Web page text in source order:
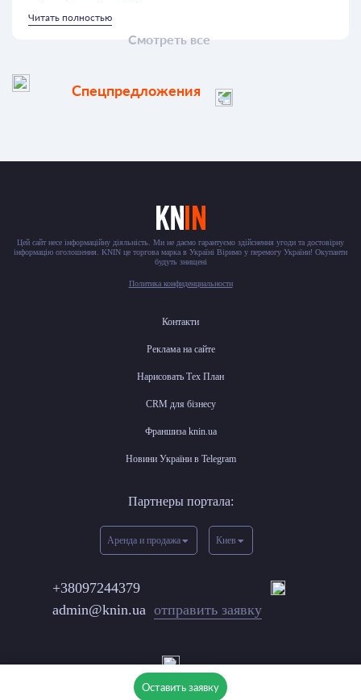
Оставить заявку
Смотреть все
Читать полностью
Спецпредложения
Цей сайт несе інформаційну діяльність. Ми не даємо гарантуємо здійснення угоди та достовірну
інформацію оголошення. KNIN це торгова марка в Україні Віримо у перемогу України! Окупанти
будуть знищені
Политика конфиденциальности
Контакти
Реклама на сайте
Нарисовать Тех План
CRM для бізнесу
Франшиза knin.ua
Новини України в Telegram
Партнеры портала:
Аренда и продажа Киев
+38097244379
admin@knin.ua отправить заявку